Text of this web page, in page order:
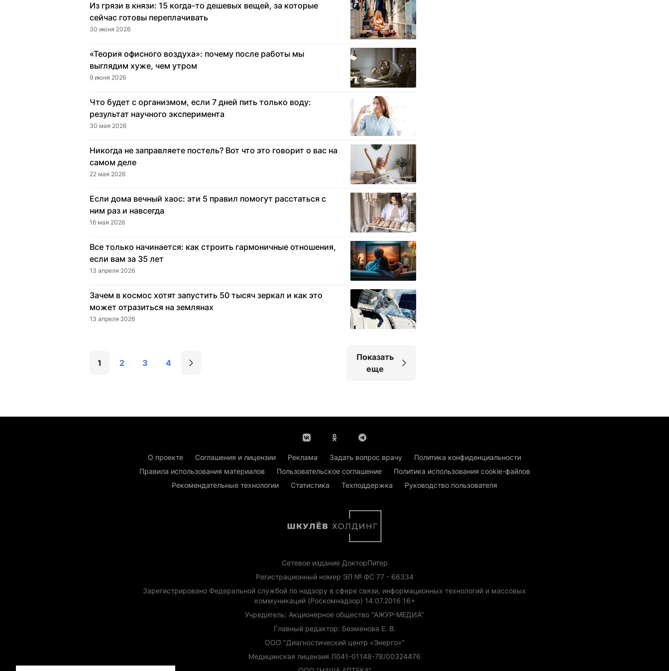
Из грязи в князи: 15 когда-то дешевых вещей, за которые
сейчас готовы переплачивать
30 июня 2026
«Теория офисного воздуха»: почему после работы мы
выглядим хуже, чем утром
9 июня 2026
Что будет с организмом, если 7 дней пить только воду:
результат научного эксперимента
30 мая 2026
Никогда не заправляете постель? Вот что это говорит о вас на
самом деле
22 мая 2026
Если дома вечный хаос: эти 5 правил помогут расстаться с
ним раз и навсегда
16 мая 2026
Все только начинается: как строить гармоничные отношения,
если вам за 35 лет
13 апреля 2026
Зачем в космос хотят запустить 50 тысяч зеркал и как это
может отразиться на землянах
13 апреля 2026
1 2 3 4
Показать
еще
О проекте Соглашения и лицензии Реклама Задать вопрос врачу
Политика конфиденциальности
Правила использования материалов
Пользовательское соглашение
Политика использования cookie-файлов
Рекомендательные технологии
Статистика Техподдержка Руководство пользователя
Сетевое издание ДокторПитер
Регистрационный номер ЭЛ № ФС 77 - 66334
Зарегистрировано Федеральной службой по надзору в сфере связи, информационных технологий и массовых
коммуникаций (Роскомнадзор) 14.07.2016 16+
Учредитель: Акционерное общество "АЖУР-МЕДИА"
Главный редактор: Безменова Е. В.
ООО "Диагностический центр «Энерго»"
Медицинская лицензия Л041-01148-78/00324476